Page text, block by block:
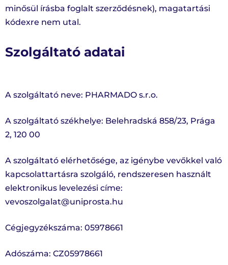
minősül írásba foglalt szerződésnek), magatartási
kódexre nem utal.
Szolgáltató adatai
A szolgáltató neve: PHARMADO s.r.o.
A szolgáltató székhelye: Belehradská 858/23, Prága
2, 120 00
A szolgáltató elérhetősége, az igénybe vevőkkel való
kapcsolattartásra szolgáló, rendszeresen használt
elektronikus levelezési címe:
vevoszolgalat@uniprosta.hu
Cégjegyzékszáma: 05978661
Adószáma: CZ05978661